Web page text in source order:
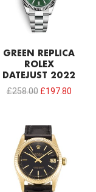
GREEN REPLICA
ROLEX
DATEJUST 2022
£258.00 £197.80